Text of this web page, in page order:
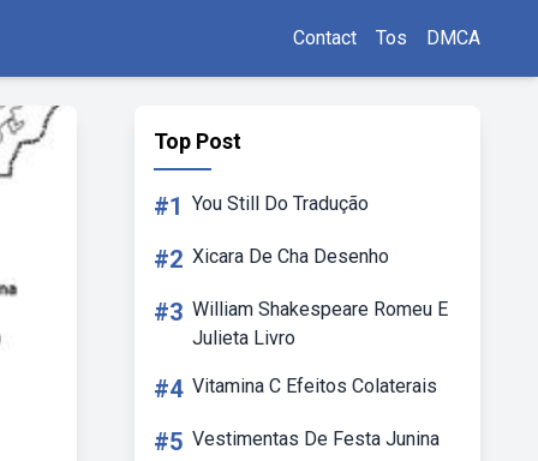
Contact Tos DMCA
Top Post
#1 You Still Do Tradução
#2 Xicara De Cha Desenho
#3 William Shakespeare Romeu E
Julieta Livro
#4 Vitamina C Efeitos Colaterais
#5 Vestimentas De Festa Junina